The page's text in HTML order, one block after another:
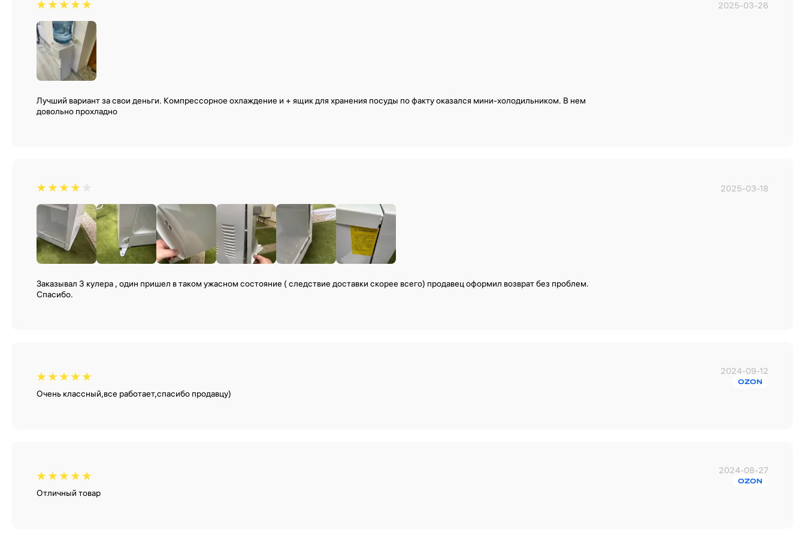
2025-03-26
Лучший вариант за свои деньги. Компрессорное охлаждение и + ящик для хранения посуды по факту оказался мини-холодильником. В нем
довольно прохладно
2025-03-18
Заказывал 3 кулера , один пришел в таком ужасном состояние ( следствие доставки скорее всего) продавец оформил возврат без проблем.
Спасибо.
2024-09-12
OZON
Очень классный,все работает,спасибо продавцу)
2024-08-27
OZON
Отличный товар